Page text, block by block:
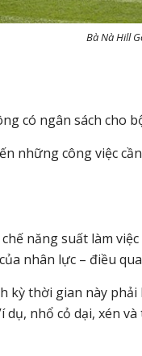
Bà Nà Hill
có ngân sách cho
những công việc
năng suất làm
nhân lực – điều
kỳ thời gian này
dụ, nhổ cỏ dại, xén